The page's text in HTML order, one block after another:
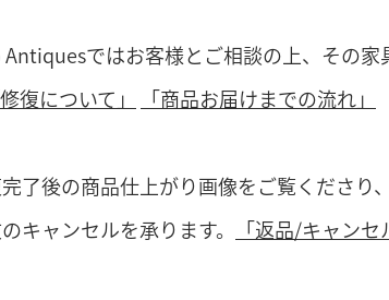
ではお客様とご相談の上、その家
修復について」 「商品お届けまでの流れ」
了後の商品仕上がり画像をご覧くださり
キャンセルを承ります。
「返品/キャンセ